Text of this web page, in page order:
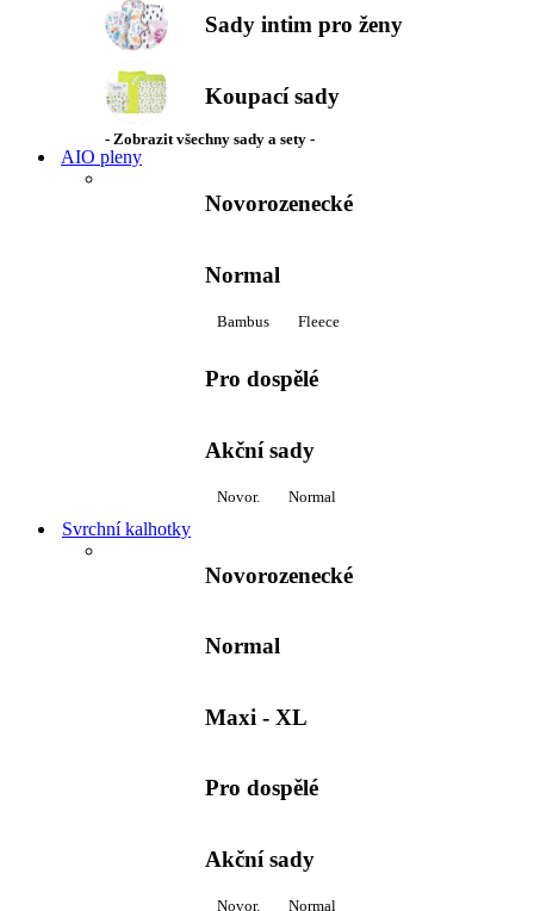
Sady intim pro ženy
Koupací sady
- Zobrazit všechny sady a sety -
AIO pleny
Novorozenecké
Normal
Bambus Fleece
Pro dospělé
Akční sady
Novor. Normal
Svrchní kalhotky
Novorozenecké
Normal
Maxi - XL
Pro dospělé
Akční sady
Novor. Normal